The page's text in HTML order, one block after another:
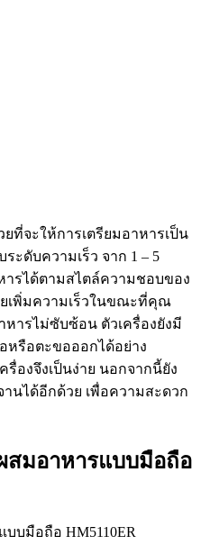
ยที่จะให้การเตรียมอาหารเป็น
ระดับความเร็ว จาก 1 – 5
รได้ตามสไตล์ความชอบของ
เพิ่มความเร็วในขณะที่คุณ
หารไม่ซับซ้อน ตัวเครื่องยังมี
หรือตะขอออกได้อย่าง
รื่องจึงเป็นง่าย นอกจากนี้ยัง
านได้อีกด้วย เพื่อความสะดวก
สมอาหารแบบมือถือ